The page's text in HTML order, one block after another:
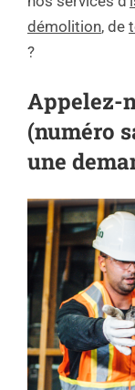
démolition, de
?
Appelez-
(numéro
une